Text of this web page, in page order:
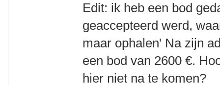
Edit: ik heb een bod
geaccepteerd werd,
maar ophalen' Na zijn
een bod van 2600 €.
hier niet na te komen?